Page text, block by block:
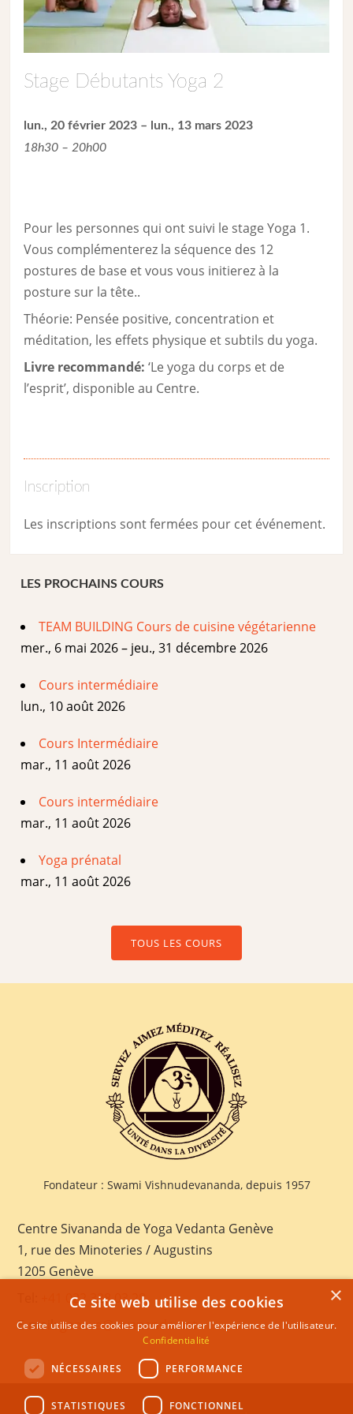
Stage Débutants Yoga 2
lun., 20 février 2023 – lun., 13 mars 2023
18h30 – 20h00
Pour les personnes qui ont suivi le stage Yoga 1.
Vous complémenterez la séquence des 12
postures de base et vous vous initierez à la
posture sur la tête..
Théorie: Pensée positive, concentration et
méditation, les effets physique et subtils du yoga.
Livre recommandé:‘Le yoga du corps et de
l’esprit’, disponible au Centre.
Inscription
Les inscriptions sont fermées pour cet événement.
LES PROCHAINS COURS
TEAM BUILDING Cours de cuisine végétarienne
mer., 6 mai 2026 – jeu., 31 décembre 2026
Cours intermédiaire
lun., 10 août 2026
Cours Intermédiaire
mar., 11 août 2026
Cours intermédiaire
mar., 11 août 2026
Yoga prénatal
mar., 11 août 2026
TOUS LES COURS
Fondateur : Swami Vishnudevananda, depuis 1957
Centre Sivananda de Yoga Vedanta Genève
1, rue des Minoteries / Augustins
1205 Genève
+41 022 328 03 28
E-mail:geneva@sivananda.net
×
Ce site web utilise des cookies
Ce site utilise des cookies pour améliorer l'expérience de l'utilisateur.
Confidentialité
NÉCESSAIRES PERFORMANCE
STATISTIQUES FONCTIONNEL